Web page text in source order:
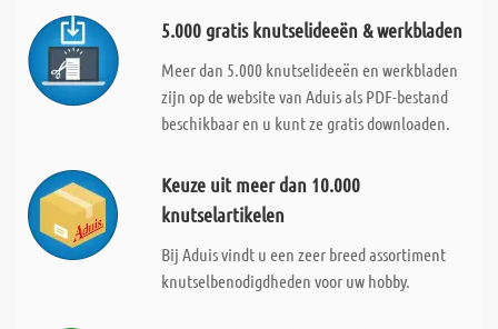
5.000 gratis knutselideeën & werkbladen
Meer dan 5.000 knutselideeën en werkbladen
zijn op de website van Aduis als PDF-bestand
beschikbaar en u kunt ze gratis downloaden.
Keuze uit meer dan 10.000
knutselartikelen
Bij Aduis vindt u een zeer breed assortiment
knutselbenodigdheden voor uw hobby.